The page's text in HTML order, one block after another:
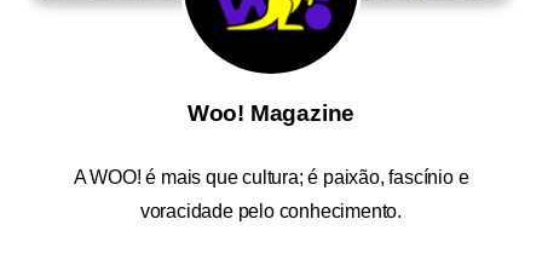
Woo! Magazine
AWOO! é mais que cultura; é paixão, fascínio e
voracidade pelo conhecimento.